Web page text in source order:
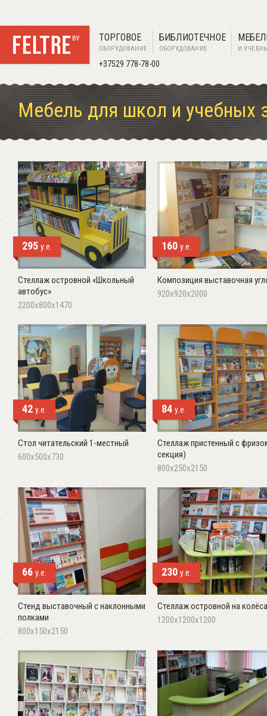
ТОРГОВОЕ
ОБОРУДОВАНИЕ
БИБЛИОТЕЧНОЕ
ОБОРУДОВАНИЕ И
+37529 778-78-00
Мебель для школ и учебных
Стеллаж островной «Школьный
автобус»
295 у.е.
2200х800х1470
Композиция выставочная
160 у.е.
920х920х2000
Стол читательский 1-местный
42 у.е.
600х500х730
Стеллаж пристенный с
секция)
84 у.е.
800х250х2150
Стенд выставочный с наклонными
полками
66 у.е.
800х150х2150
Стеллаж островной на
230 у.е.
1200х1200х1200